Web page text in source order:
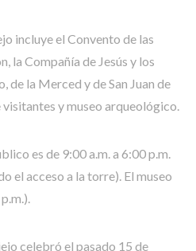
incluye el Convento de las
la Compañía de Jesús y los
de la Merced y de San Juan de
y museo arqueológico.
es de 9:00 a.m. a 6:00 p.m.
el acceso a la torre). El museo
celebró el pasado 15 de